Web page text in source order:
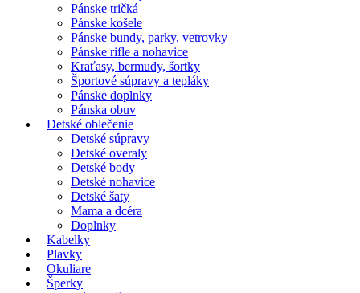
Pánske tričká
Pánske košele
Pánske bundy, parky, vetrovky
Pánske rifle a nohavice
Kraťasy, bermudy, šortky
Športové súpravy a tepláky
Pánske doplnky
Pánska obuv
Detské oblečenie
Detské súpravy
Detské overaly
Detské body
Detské nohavice
Detské šaty
Mama a dcéra
Doplnky
Kabelky
Plavky
Okuliare
Šperky